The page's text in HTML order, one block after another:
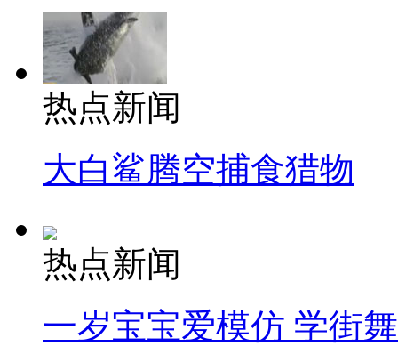
热点新闻
大白鲨腾空捕食猎物
热点新闻
一岁宝宝爱模仿 学街